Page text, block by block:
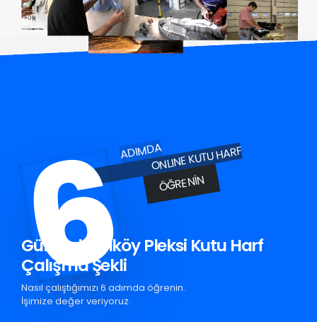
6ADIMDAONLINE KUTU HARF
ÖĞRENIN
Gümüşhacıköy Pleksi Kutu Harf
Çalışma Şekli
Nasıl çalıştığımızı 6 adımda öğrenin.
İşimize değer veriyoruz.